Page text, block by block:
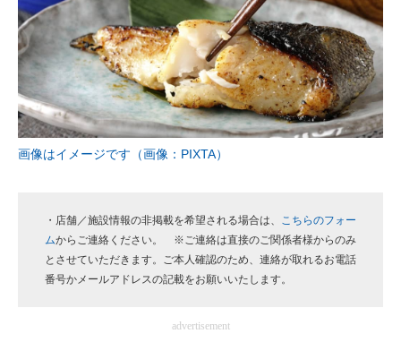
ビジネスと働き方のヒント
AI活用のいまが分かる
企業ITのトレンドを詳説
ITエンジニア向け専門サイト
企業向けIT製品の総合サイト
画像はイメージです（画像：PIXTA）
・店舗／施設情報の非掲載を希望される場合は、 こちらのフォー
ムからご連絡ください。 ※ご連絡は直接のご関係者様からのみ
とさせていただきます。ご本人確認のため、連絡が取れるお電話
番号かメールアドレスの記載をお願いいたします。
advertisement